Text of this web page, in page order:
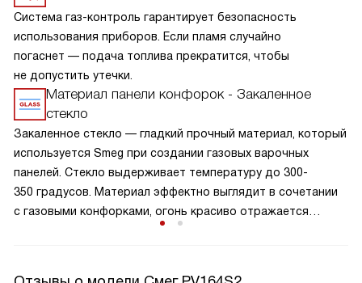
Система газ-контроль гарантирует безопасность
использования приборов. Если пламя случайно
погаснет — подача топлива прекратится, чтобы
не допустить утечки.
Материал панели конфорок - Закаленное
стекло
Закаленное стекло — гладкий прочный материал, который
используется Smeg при создании газовых варочных
панелей. Стекло выдерживает температуру до 300-
350 градусов. Материал эффектно выглядит в сочетании
с газовыми конфорками, огонь красиво отражается